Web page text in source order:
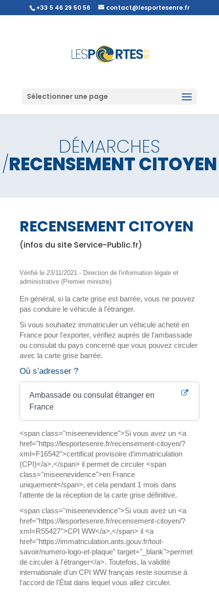
+33 5 46 29 50 56 contact@lesportesenre.fr
Sélectionner une page
DÉMARCHES
/RECENSEMENT CITOYEN
RECENSEMENT CITOYEN
(infos du site Service-Public.fr)
Vérifié le 23/11/2021 - Direction de l'information légale et
administrative (Premier ministre)
En général, si la carte grise est barrée, vous ne pouvez
pas conduire le véhicule à l'étranger.
Si vous souhaitez immatriculer un véhicule acheté en
France pour l'exporter, vérifiez auprès de l'ambassade
ou consulat du pays concerné que vous pouvez circuler
avec la carte grise barrée.
Où s’adresser ?
Ambassade ou consulat étranger en
France
<span class="miseenevidence">Si vous avez un <a
href="https://lesportesenre.fr/recensement-citoyen/?
xml=F16542">certificat provisoire d'immatriculation
(CPI)</a>,</span> il permet de circuler <span
class="miseenevidence">en France
uniquement</span>, et cela pendant 1 mois dans
l'attente de la réception de la carte grise définitive.
<span class="miseenevidence">Si vous avez un <a
href="https://lesportesenre.fr/recensement-citoyen/?
xml=R55427">CPI WW</a>,</span> il <a
href="https://immatriculation.ants.gouv.fr/tout-
savoir/numero-logo-et-plaque" target="_blank">permet
de circuler à l'étranger</a>. Toutefois, la validité
internationale d'un CPI WW français reste soumise à
l'accord de l'État dans lequel vous allez circuler.